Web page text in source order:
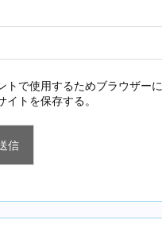
トで使用するためブラウザー
イトを保存する。